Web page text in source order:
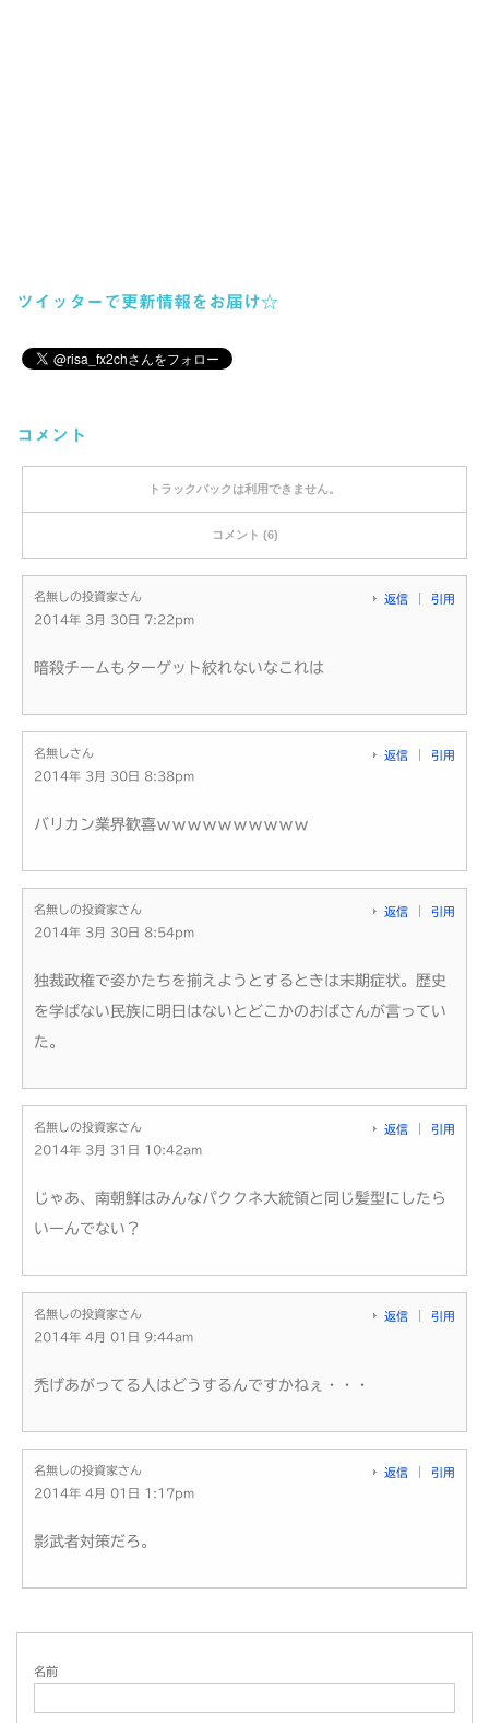
ツイッターで更新情報をお届け☆
コメント
トラックバックは利用できません。
コメント (6)
名無しの投資家さん
2014年 3月 30日 7:22pm
返信 引用
暗殺チームもターゲット絞れないなこれは
名無しさん
2014年 3月 30日 8:38pm
返信 引用
バリカン業界歓喜ｗｗｗｗｗｗｗｗｗｗ
名無しの投資家さん
2014年 3月 30日 8:54pm
返信 引用
独裁政権で姿かたちを揃えようとするときは末期症状。歴史
を学ばない民族に明日はないとどこかのおばさんが言ってい
た。
名無しの投資家さん
2014年 3月 31日 10:42am
返信 引用
じゃあ、南朝鮮はみんなパククネ大統領と同じ髪型にしたら
いーんでない？
名無しの投資家さん
2014年 4月 01日 9:44am
返信 引用
禿げあがってる人はどうするんですかねぇ・・・
名無しの投資家さん
2014年 4月 01日 1:17pm
返信 引用
影武者対策だろ。
名前